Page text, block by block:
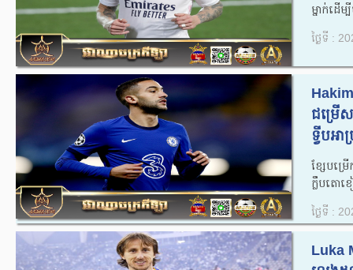
ម្នាក់ដើ
ថ្ងៃទី :
ជម្រើស
ទ្វីបអា
ខ្សែបម្
ក្លឹបតោខ
ថ្ងៃទី :
Luka